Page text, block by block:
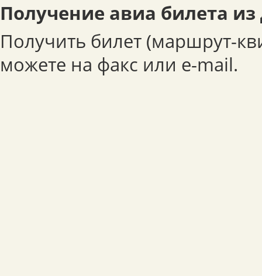
Получение авиа билета
Получить билет (маршрут-
можете на факс или e-mail.